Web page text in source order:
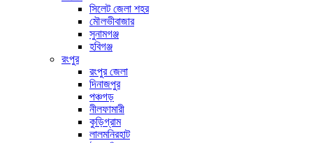
সিলেট জেলা শহর
মৌলভীবাজার
সুনামগঞ্জ
হবিগঞ্জ
রংপুর
রংপুর জেলা
দিনাজপুর
পঞ্চগড়
নীলফামারী
কুড়িগ্রাম
লালমনিরহাট